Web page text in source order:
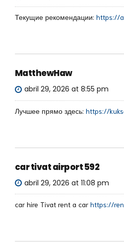
Текущие рекомендации: https://
MatthewHaw
abril 29, 2026 at 8:55 pm
Лучшее прямо здесь: https://
car tivat airport 592
abril 29, 2026 at 11:08 pm
car hire Tivat rent a car https://